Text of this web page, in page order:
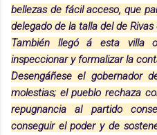
bellezas de fácil acceso, que
delegado de la talla del de Rivas
También llegó á esta villa
inspeccionar y formalizar la
Desengáñese el gobernador
molestias; el pueblo rechaza
repugnancia al partido
conseguir el poder y de